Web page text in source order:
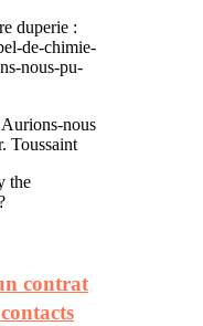
duperie :
de-chimie-
nous-pu-
nous
Toussaint
the
contrat